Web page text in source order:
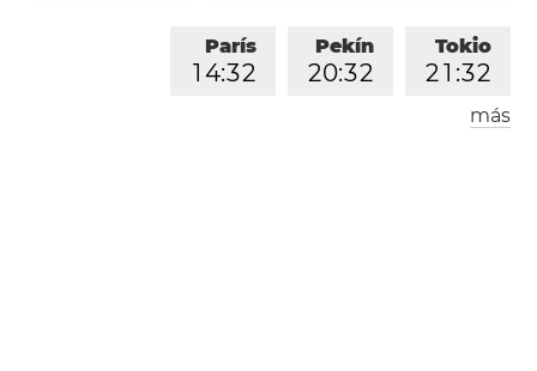
Tokio
21 :32
Pekín
20:32
París
1 4:32
Londres
más